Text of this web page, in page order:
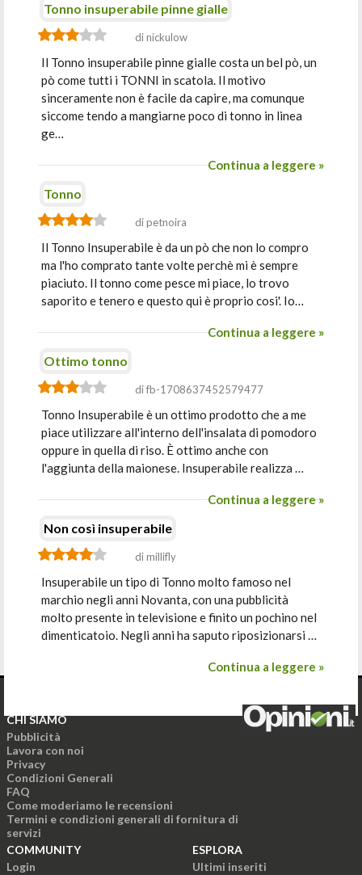
Tonno insuperabile pinne gialle
di nickulow
Il Tonno insuperabile pinne gialle costa un bel pò, un
pò come tutti i TONNI in scatola. Il motivo
sinceramente non è facile da capire, ma comunque
siccome tendo a mangiarne poco di tonno in linea
ge…
Continua a leggere »
Tonno
di petnoira
Il Tonno Insuperabile è da un pò che non lo compro
ma l'ho comprato tante volte perchè mi è sempre
piaciuto. Il tonno come pesce mi piace, lo trovo
saporito e tenero e questo qui è proprio cosi'. Io…
Continua a leggere »
Ottimo tonno
di fb-1708637452579477
Tonno Insuperabile è un ottimo prodotto che a me
piace utilizzare all'interno dell'insalata di pomodoro
oppure in quella di riso. È ottimo anche con
l'aggiunta della maionese. Insuperabile realizza …
Continua a leggere »
Non così insuperabile
di millifly
Insuperabile un tipo di Tonno molto famoso nel
marchio negli anni Novanta, con una pubblicità
molto presente in televisione e finito un pochino nel
dimenticatoio. Negli anni ha saputo riposizionarsi …
Continua a leggere »
CHI SIAMO
Pubblicità
Lavora con noi
Privacy
Condizioni Generali
FAQ
Come moderiamo le recensioni
Termini e condizioni generali di fornitura di
servizi
COMMUNITY
Login
ESPLORA
Ultimi inseriti